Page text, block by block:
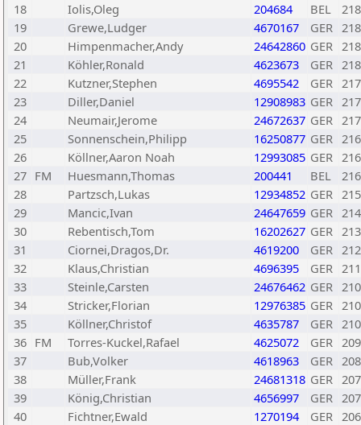
18
Iolis,Oleg 204684 BEL
19
Grewe,Ludger 4670167 GER
20
Himpenmacher,Andy 24642860 GER
21
Köhler,Ronald 4623673 GER
22
Kutzner,Stephen 4695542 GER
23
Diller,Daniel 12908983 GER
24
Neumair,Jerome 24672637 GER
25
Sonnenschein,Philipp 16250877 GER
26
Köllner,Aaron Noah 12993085 GER
27 FM Huesmann,Thomas 200441 BEL
28
Partzsch,Lukas 12934852 GER
29
Mancic,Ivan 24647659 GER
30
Rebentisch,Tom 16202627 GER
31
Ciornei,Dragos,Dr. 4619200 GER
32
Klaus,Christian 4696395 GER
33
Steinle,Carsten 24676462 GER
34
Stricker,Florian 12976385 GER
35
Köllner,Christof 4635787 GER
36 FM Torres-Kuckel,Rafael 4625072 GER
37
Bub,Volker 4618963 GER
38
Müller,Frank 24681318 GER
39
König,Christian 4656997 GER
40
Fichtner,Ewald 1270194 GER